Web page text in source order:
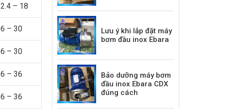
2.4 – 18
6 – 30
6 – 30
6 – 36
6 – 36
Lưu ý khi lắp đặt máy
bơm đầu inox Ebara
Bảo dưỡng máy bơm
đầu inox Ebara CDX
đúng cách